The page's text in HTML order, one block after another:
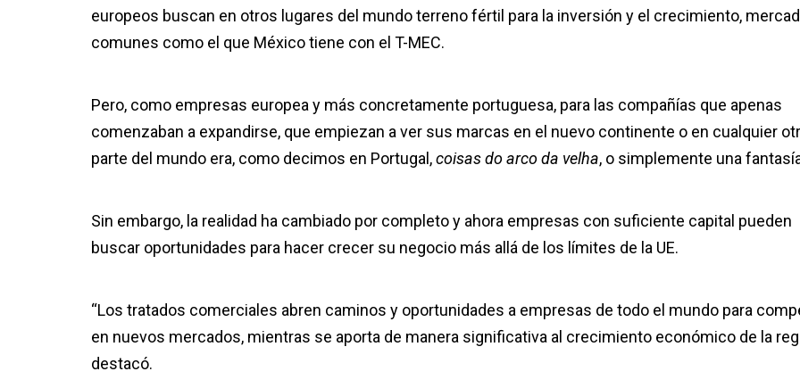
europeos buscan en otros lugares del mundo terreno fértil para la inversión y el crecimiento,
comunes como el que México tiene con el T-MEC.
Pero, como empresas europea y más concretamente portuguesa, para las compañías que apenas
comenzaban a expandirse, que empiezan a ver sus marcas en el nuevo continente o en cualquier
parte del mundo era, como decimos en Portugal,coisas do arco da velha, o simplemente una
Sin embargo, la realidad ha cambiado por completo y ahora empresas con suficiente capital pueden
buscar oportunidades para hacer crecer su negocio más allá de los límites de la UE.
“Los tratados comerciales abren caminos y oportunidades a empresas de todo el mundo para
en nuevos mercados, mientras se aporta de manera significativa al crecimiento económico de la
destacó.